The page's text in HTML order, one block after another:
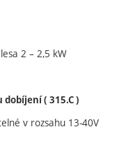
2 – 2,5 kW
( 315.C )
v rozsahu 13-40V